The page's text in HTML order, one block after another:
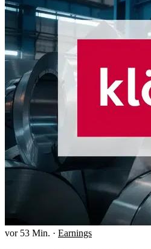
vor 53 Min. · Earnings